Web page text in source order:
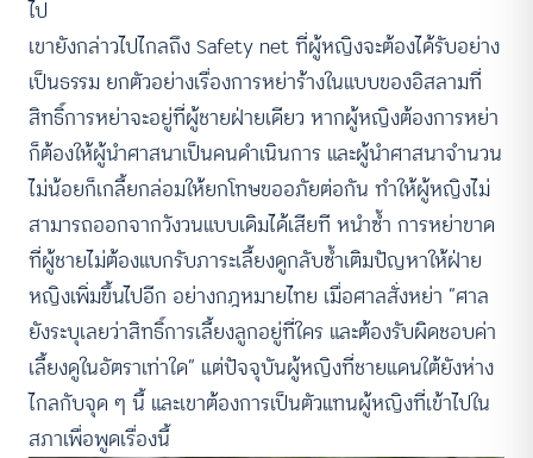
ไป
เขายังกล่าวไปไกลถึง Safety net ที่ผู้หญิงจะต้องได้รับอย่าง
เป็นธรรม ยกตัวอย่างเรื่องการหย่าร้างในแบบของอิสลามที่
สิทธิ์การหย่าจะอยู่ที่ผู้ชายฝ่ายเดียว หากผู้หญิงต้องการหย่า
ก็ต้องให้ผู้นำศาสนาเป็นคนดำเนินการ และผู้นำศาสนาจำนวน
ไม่น้อยก็เกลี้ยกล่อมให้ยกโทษขออภัยต่อกัน ทำให้ผู้หญิงไม่
สามารถออกจากวังวนแบบเดิมได้เสียที หนำซ้ำ การหย่าขาด
ที่ผู้ชายไม่ต้องแบกรับภาระเลี้ยงดูกลับซ้ำเติมปัญหาให้ฝ่าย
หญิงเพิ่มขึ้นไปอีก อย่างกฎหมายไทย เมื่อศาลสั่งหย่า “ศาล
ยังระบุเลยว่าสิทธิ์การเลี้ยงลูกอยู่ที่ใคร และต้องรับผิดชอบค่า
เลี้ยงดูในอัตราเท่าใด” แต่ปัจจุบันผู้หญิงที่ชายแดนใต้ยังห่าง
ไกลกับจุด ๆ นี้ และเขาต้องการเป็นตัวแทนผู้หญิงที่เข้าไปใน
สภาเพื่อพูดเรื่องนี้